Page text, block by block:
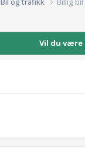
Vil du være